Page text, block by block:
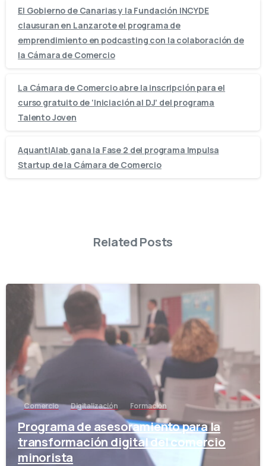
El Gobierno de Canarias y la Fundación INCYDE
clausuran en Lanzarote el programa de
emprendimiento en podcasting con la colaboración de
la Cámara de Comercio
La Cámara de Comercio abre la inscripción para el
curso gratuito de ‘Iniciación al DJ’ del programa
Talento Joven
AquantIAlab gana la Fase 2 del programa Impulsa
Startup de la Cámara de Comercio
Related Posts
Comercio Digitalización Formación
Programa de asesoramiento para la
transformación digital del comercio
minorista